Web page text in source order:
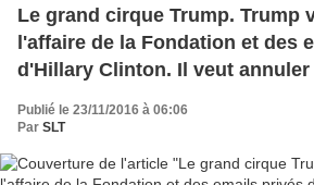
Le grand cirque Trump. Trump
l'affaire de la Fondation et des
d'Hillary Clinton. Il veut
Publié le 23/11/2016 à 06:06
Par SLT